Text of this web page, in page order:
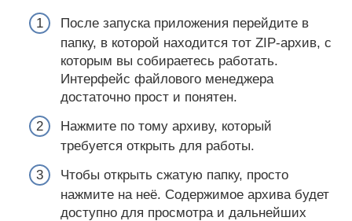
После запуска приложения перейдите в
папку, в которой находится тот ZIP-архив, с
которым вы собираетесь работать.
Интерфейс файлового менеджера
достаточно прост и понятен.
Нажмите по тому архиву, который
требуется открыть для работы.
Чтобы открыть сжатую папку, просто
нажмите на неё. Содержимое архива будет
доступно для просмотра и дальнейших